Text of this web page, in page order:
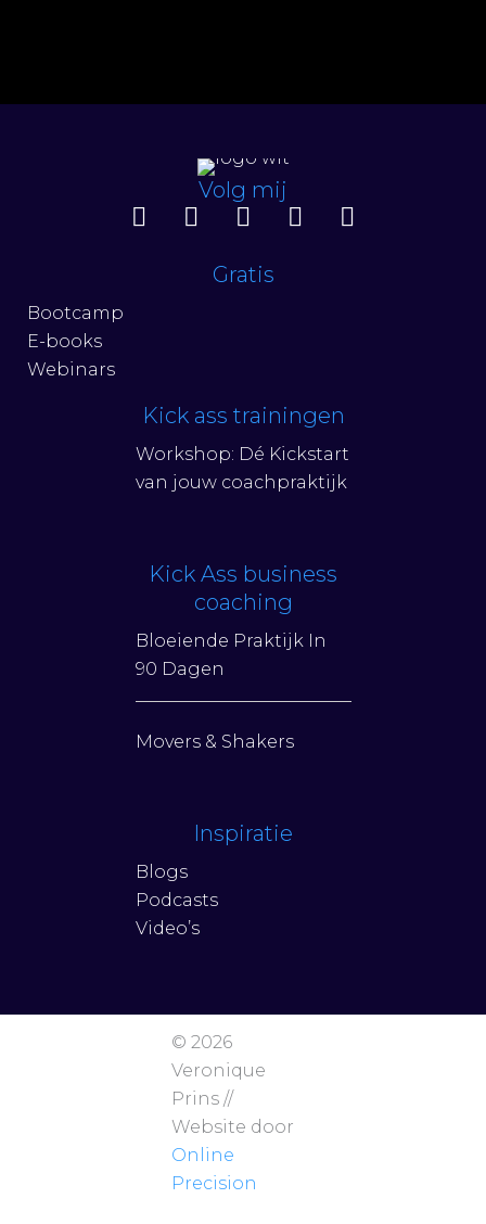
Volg mij
Gratis
Bootcamp
E-books
Webinars
Kick ass trainingen
Workshop: Dé Kickstart
van jouw coachpraktijk
Kick Ass business
coaching
Bloeiende Praktijk In
90 Dagen
Movers & Shakers
Inspiratie
Blogs
Podcasts
Video’s
© 2026
Veronique
Prins //
Website door
Online
Precision